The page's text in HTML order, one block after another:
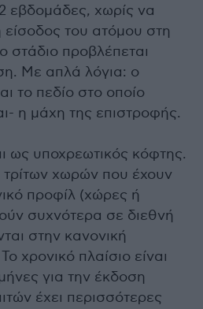
εβδομάδες, χωρίς να
είσοδος του ατόμου στη
στάδιο προβλέπεται
Με απλά λόγια: ο
το πεδίο στο οποίο
η μάχη της επιστροφής.
ως υποχρεωτικός κόφτης.
τρίτων χωρών που έχουν
προφίλ (χώρες ή
συχνότερα σε διεθνή
στην κανονική
χρονικό πλαίσιο είναι
για την έκδοση
έχει περισσότερες